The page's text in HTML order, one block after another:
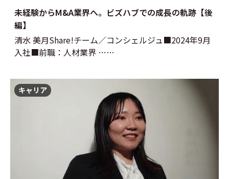
未経験からM&A業界へ。ビズハブでの成長の軌跡【後
編】
清水 美月Share!チーム／コンシェルジュ■2024年9月
入社■前職：人材業界 ……
キャリア